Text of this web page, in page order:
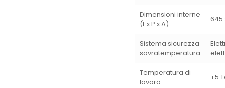
Dimensioni interne
(L x P x A)
645
Sistema sicurezza
sovratemperatura
Temperatura di
lavoro
+5